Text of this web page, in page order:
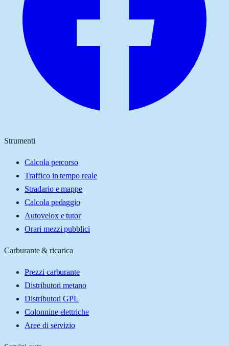
Strumenti
Calcola percorso
Traffico in tempo reale
Stradario e mappe
Calcola pedaggio
Autovelox e tutor
Orari mezzi pubblici
Carburante & ricarica
Prezzi carburante
Distributori metano
Distributori GPL
Colonnine elettriche
Aree di servizio